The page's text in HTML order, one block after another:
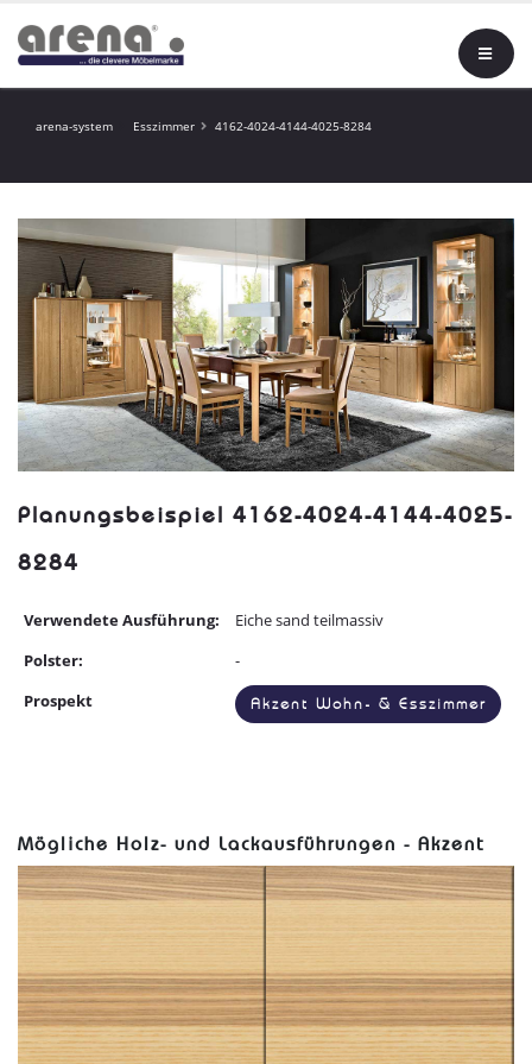
arena-system Esszimmer 4162-4024-4144-4025-8284
Planungsbeispiel 4162-4024-4144-4025-
8284
Verwendete Ausführung:
Eiche sand teilmassiv
Polster:
-
Prospekt
Akzent Wohn- & Esszimmer
Mögliche Holz- und Lackausführungen - Akzent